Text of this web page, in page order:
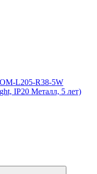
L205-R38-5W
IP20 Металл, 5 лет)